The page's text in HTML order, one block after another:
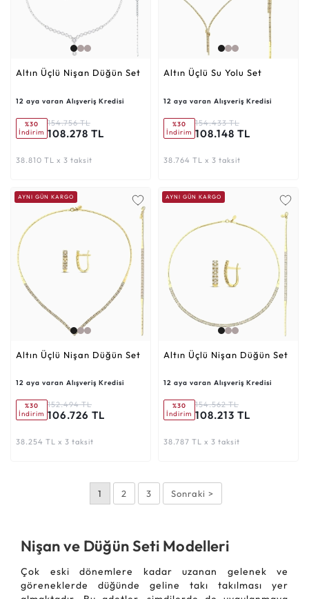
Altın Üçlü Nişan Düğün Set
12 aya varan Alışveriş Kredisi
%30
İndirim
154.756 TL
108.278 TL
38.810 TL x 3 taksit
Altın Üçlü Su Yolu Set
12 aya varan Alışveriş Kredisi
%30
İndirim
154.433 TL
108.148 TL
38.764 TL x 3 taksit
AYNI GÜN KARGO
Altın Üçlü Nişan Düğün Set
12 aya varan Alışveriş Kredisi
%30
İndirim
152.494 TL
106.726 TL
38.254 TL x 3 taksit
AYNI GÜN KARGO
Altın Üçlü Nişan Düğün Set
12 aya varan Alışveriş Kredisi
%30
İndirim
154.562 TL
108.213 TL
38.787 TL x 3 taksit
1 2 3 Sonraki >
Nişan ve Düğün Seti Modelleri
Çok eski dönemlere kadar uzanan gelenek ve
göreneklerde düğünde geline takı takılması yer